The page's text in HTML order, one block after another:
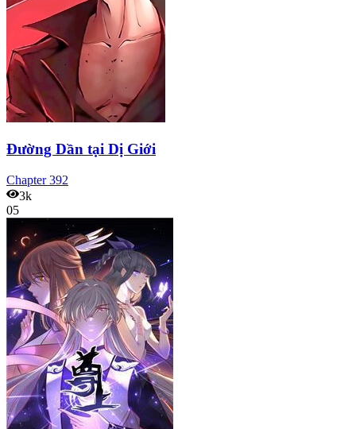
Đường Dần tại Dị Giới
Chapter392
3k
05